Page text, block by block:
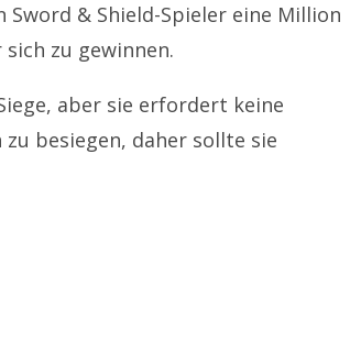
Sword & Shield-Spieler eine Million
zu gewinnen.
aber sie erfordert keine
besiegen, daher sollte sie